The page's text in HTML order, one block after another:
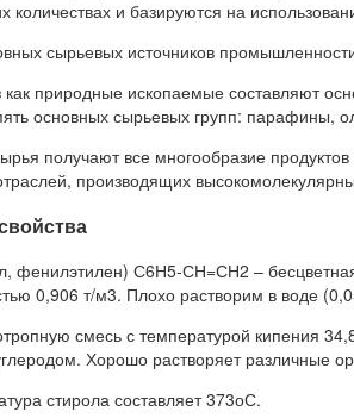
количествах и базируются на
сырьевых источников
природные ископаемые составляют
основных сырьевых групп: парафины,
получают все многообразие
производящих
фенилэтилен) С6Н5-СН=СН2 –
0,906 т/м3. Плохо растворим в воде
смесь с температурой кипения
Хорошо растворяет различные
стирола составляет 373оС.